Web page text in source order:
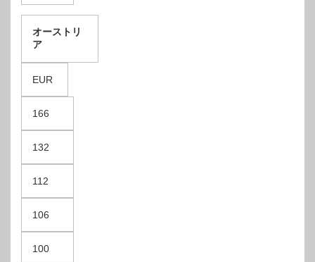
オーストリ
ア
EUR
166
132
112
106
100